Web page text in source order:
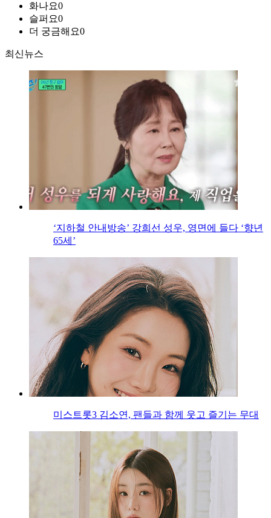
화나요0
슬퍼요0
더 궁금해요0
최신뉴스
‘지하철 안내방송’ 강희선 성우, 영면에 들다 ‘향년
65세’
미스트롯3 김소연, 팬들과 함께 웃고 즐기는 무대